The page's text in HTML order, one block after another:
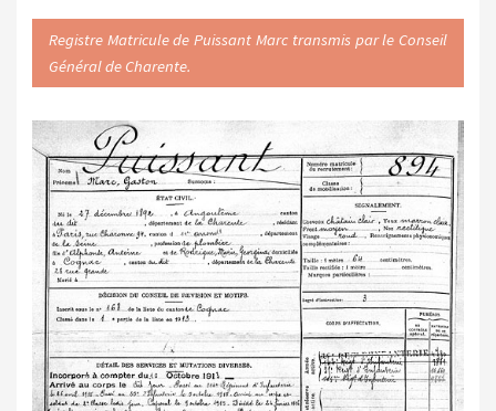
Registre Matricule de Puissant Marc transmis par le Conseil
Général de Charente.